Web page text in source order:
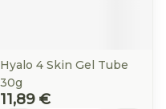
Hyalo 4 Skin Gel Tube
30g
11,89 €